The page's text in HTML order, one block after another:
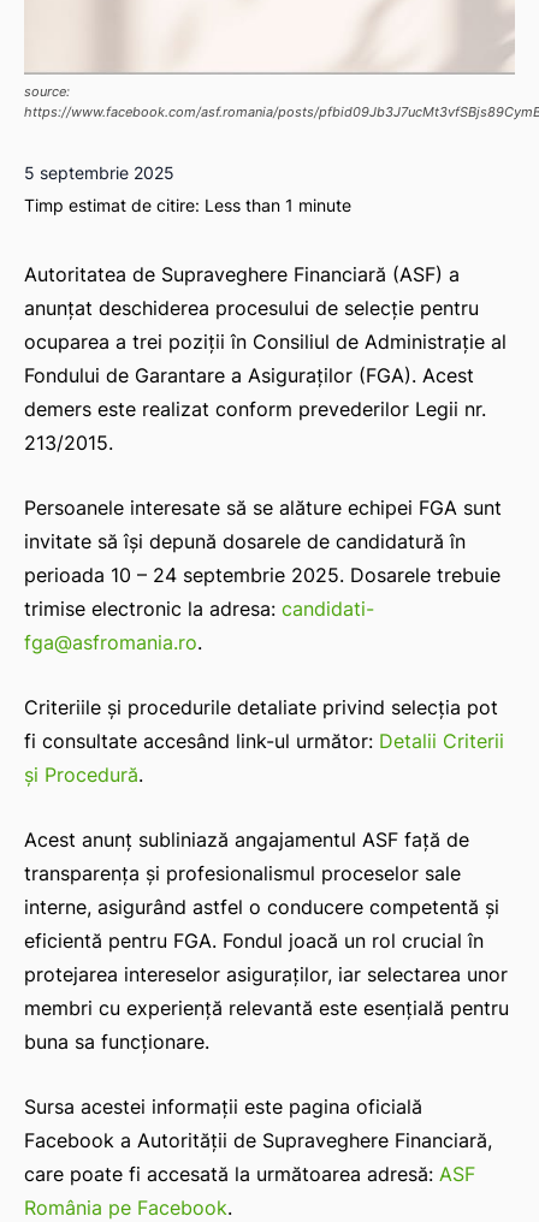
source:
https://www.facebook.com/asf.romania/posts/
5 septembrie 2025
Timp estimat de citire: Less than 1 minute
Autoritatea de Supraveghere Financiară (ASF) a
anunțat deschiderea procesului de selecție pentru
ocuparea a trei poziții în Consiliul de Administrație al
Fondului de Garantare a Asiguraților (FGA). Acest
demers este realizat conform prevederilor Legii nr.
213/2015.
Persoanele interesate să se alăture echipei FGA sunt
invitate să își depună dosarele de candidatură în
perioada 10 – 24 septembrie 2025. Dosarele trebuie
trimise electronic la adresa: candidati-
fga@asfromania.ro.
Criteriile și procedurile detaliate privind selecția pot
fi consultate accesând link-ul următor: Detalii Criterii
și Procedură.
Acest anunț subliniază angajamentul ASF față de
transparența și profesionalismul proceselor sale
interne, asigurând astfel o conducere competentă și
eficientă pentru FGA. Fondul joacă un rol crucial în
protejarea intereselor asiguraților, iar selectarea unor
membri cu experiență relevantă este esențială pentru
buna sa funcționare.
Sursa acestei informații este pagina oficială
Facebook a Autorității de Supraveghere Financiară,
care poate fi accesată la următoarea adresă: ASF
România pe Facebook.